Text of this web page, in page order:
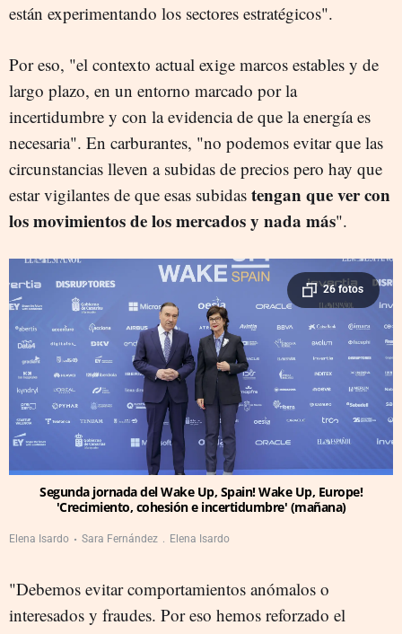
están experimentando los sectores estratégicos".
Por eso, "el contexto actual exige marcos estables y de
largo plazo, en un entorno marcado por la
incertidumbre y con la evidencia de que la energía es
necesaria". En carburantes, "no podemos evitar que las
circunstancias lleven a subidas de precios pero hay que
estar vigilantes de que esas subidas tengan que ver con
los movimientos de los mercados y nada más".
26 fotos
Segunda jornada del Wake Up, Spain! Wake Up, Europe!
'Crecimiento, cohesión e incertidumbre' (mañana)
Elena Isardo Sara Fernández Elena Isardo
"Debemos evitar comportamientos anómalos o
interesados y fraudes. Por eso hemos reforzado el